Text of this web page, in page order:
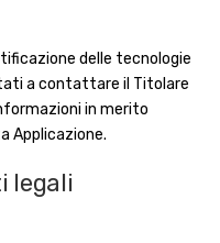
delle tecnologie
a contattare il Titolare
in merito
Applicazione.
legali